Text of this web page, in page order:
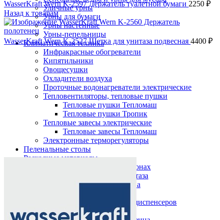
Уличные урны
Урны для бумаги
Урны настенные
Урны-пепельницы
Климатическая техника
Инфракрасные обогреватели
Кипятильники
Овощесушки
Охладители воздуха
Проточные водонагреватели электрические
Тепловентиляторы, тепловые пушки
Тепловые пушки Тепломаш
Тепловые пушки Тропик
Тепловые завесы электрические
Тепловые завесы Тепломаш
Электронные терморегуляторы
Пеленальные столы
Расходные материалы
Бумажные полотенца в рулонах
Бумажные сиденья для унитаза
Дезинфицирующие средства
Картриджи и баллоны для диспенсеров
освежителя воздуха
WasserKraft Wern K-2597 Держатель туалетной бумаги 2250 ₽
Назад к товарам
WasserKraft Wern K-2527 Щетка для унитаза подвесная 4400 ₽
Нажмите, чтобы увеличить